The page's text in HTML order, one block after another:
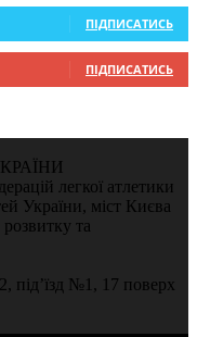
ПІДПИСАТИСЬ
ПІДПИСАТИСЬ
легкої атлетики
України, міст Києва
та
під’їзд №1, 17 поверх